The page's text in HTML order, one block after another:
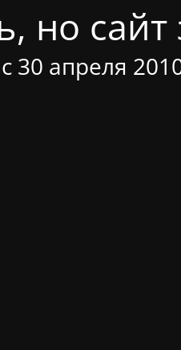
но сайт
апреля